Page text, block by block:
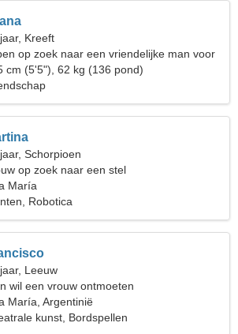
Kreeft
op zoek naar een vriendelijke man voor
cm (5'5"), 62 kg (136 pond)
Schorpioen
op zoek naar een stel
María
Robotica
Leeuw
wil een vrouw ontmoeten
María, Argentinië
kunst, Bordspellen